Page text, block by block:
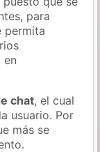
para
permita
en
chat, el cual
usuario. Por
más se